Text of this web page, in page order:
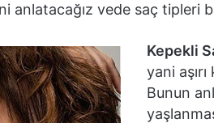
anlatacağız vede saç tipleri
Kepekli
yani
Bunun